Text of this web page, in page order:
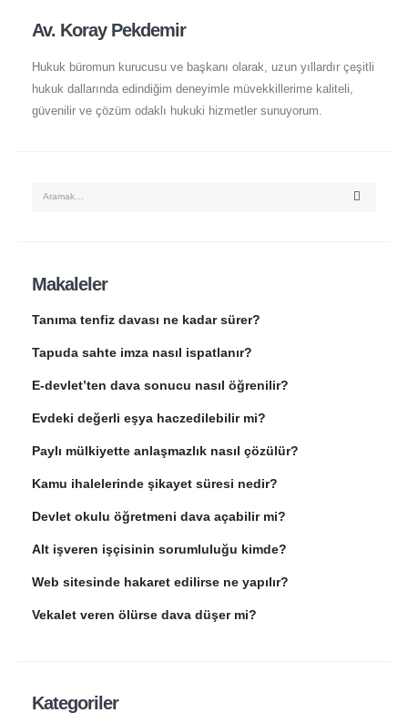
Av. Koray Pekdemir
Hukuk büromun kurucusu ve başkanı olarak, uzun yıllardır çeşitli
hukuk dallarında edindiğim deneyimle müvekkillerime kaliteli,
güvenilir ve çözüm odaklı hukuki hizmetler sunuyorum.
Makaleler
Tanıma tenfiz davası ne kadar sürer?
Tapuda sahte imza nasıl ispatlanır?
E-devlet’ten dava sonucu nasıl öğrenilir?
Evdeki değerli eşya haczedilebilir mi?
Paylı mülkiyette anlaşmazlık nasıl çözülür?
Kamu ihalelerinde şikayet süresi nedir?
Devlet okulu öğretmeni dava açabilir mi?
Alt işveren işçisinin sorumluluğu kimde?
Web sitesinde hakaret edilirse ne yapılır?
Vekalet veren ölürse dava düşer mi?
Kategoriler